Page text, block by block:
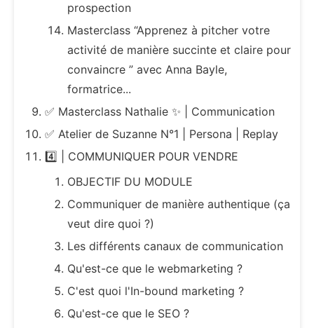
prospection
Masterclass “Apprenez à pitcher votre
activité de manière succinte et claire pour
convaincre ” avec Anna Bayle,
formatrice...
✅ Masterclass Nathalie ✨ | Communication
✅ Atelier de Suzanne N°1 | Persona | Replay
4️⃣ | COMMUNIQUER POUR VENDRE
OBJECTIF DU MODULE
Communiquer de manière authentique (ça
veut dire quoi ?)
Les différents canaux de communication
Qu'est-ce que le webmarketing ?
C'est quoi l'In-bound marketing ?
Qu'est-ce que le SEO ?